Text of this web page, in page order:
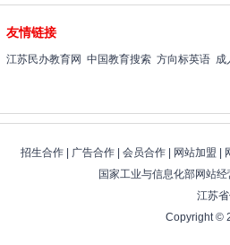
友情链接
江苏民办教育网 中国教育搜索 方向标英语 成
招生合作| 广告合作| 会员合作| 网站加盟
国家工业与信息化部网站
江苏
Copyright ©